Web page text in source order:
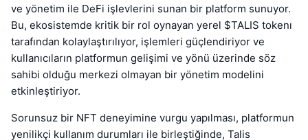
ve yönetim ile DeFi işlevlerini sunan bir platform sunuyor.
Bu, ekosistemde kritik bir rol oynayan yerel $TALIS tokenı
tarafından kolaylaştırılıyor, işlemleri güçlendiriyor ve
kullanıcıların platformun gelişimi ve yönü üzerinde söz
sahibi olduğu merkezi olmayan bir yönetim modelini
etkinleştiriyor.
Sorunsuz bir NFT deneyimine vurgu yapılması, platformun
yenilikçi kullanım durumları ile birleştiğinde, Talis